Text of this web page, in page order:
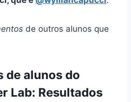
de outros alunos que
de alunos do
Lab: Resultados